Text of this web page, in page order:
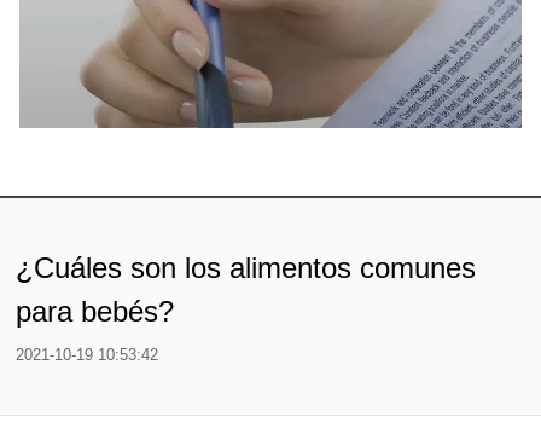
¿Cuáles son los alimentos comunes
para bebés?
2021-10-19 10:53:42